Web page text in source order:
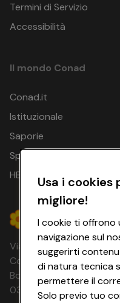
Termini di Servizio
Accessibilità
Il mondo Conad
Conad.it
Istituzionale
Saporie
Spesa Online
HEYCONAD
Via Michelino, 59 | 40127
Codice Fiscale e Registro
Bologna 00865960157
03320960374 CONAD
Usa i cookies
migliore!
I cookie ti offrono
navigazione sul
suggerirti
di natura tecnica
permettere il
Solo previo tuo